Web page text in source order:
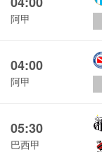
阿甲
04:00
阿甲
05:30
巴西甲